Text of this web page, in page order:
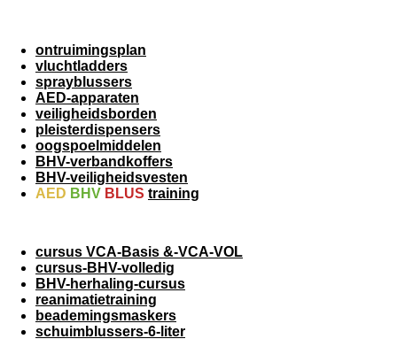
ontruimingsplan
vluchtladders
sprayblussers
AED-apparaten
veiligheidsborden
pleisterdispensers
oogspoelmiddelen
BHV-verbandkoffers
BHV-veiligheidsvesten
AED BHV BLUS training
cursus VCA-Basis &-VCA-VOL
cursus-BHV-volledig
BHV-herhaling-cursus
reanimatietraining
beademingsmaskers
schuimblussers-6-liter